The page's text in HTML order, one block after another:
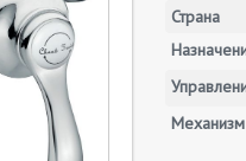
Страна
Механизм